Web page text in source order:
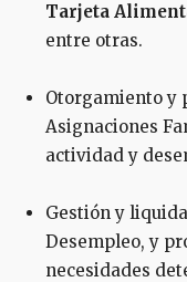
Tarjeta
entre otras.
Otorgamiento y
Asignaciones
actividad y
Gestión y
Desempleo, y
necesidades